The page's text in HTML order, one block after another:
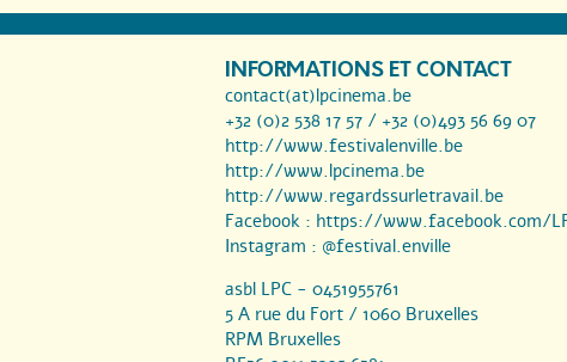
INFORMATIONS ET CONTACT
contact(at)lpcinema.be
+32 (0)2 538 17 57 / +32 (0)493 56 69 07
http://www.festivalenville.be
http://www.lpcinema.be
http://www.regardssurletravail.be
Facebook : https://www.facebook.com/
Instagram : @festival.enville
asbl LPC - 0451955761
5 A rue du Fort / 1060 Bruxelles
RPM Bruxelles